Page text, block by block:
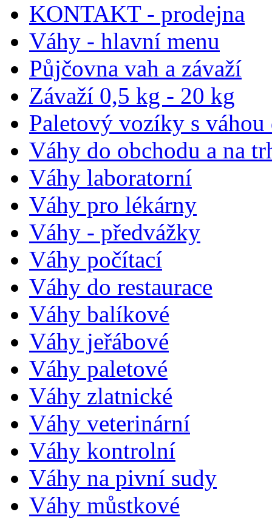
KONTAKT - prodejna
Váhy - hlavní menu
Půjčovna vah a závaží
Závaží 0,5 kg - 20 kg
Paletový vozíky s
Váhy do obchodu a na
Váhy laboratorní
Váhy pro lékárny
Váhy - předvážky
Váhy počítací
Váhy do restaurace
Váhy balíkové
Váhy jeřábové
Váhy paletové
Váhy zlatnické
Váhy veterinární
Váhy kontrolní
Váhy na pivní sudy
Váhy můstkové